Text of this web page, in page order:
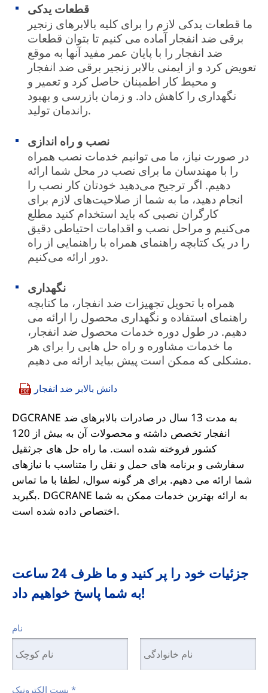
قطعات یدکی
ما قطعات یدکی لازم را برای کلیه بالابرهای زنجیر
برقی ضد انفجار آماده می کنیم تا بتوان قطعات
ضد انفجار را با پایان عمر مفید آنها به موقع
تعویض کرد و از ایمنی بالابر زنجیر برقی ضد انفجار
و محیط کار اطمینان حاصل کرد و تعمیر و
نگهداری را کاهش داد. و زمان بازرسی و بهبود
راندمان تولید.
نصب و راه اندازی
در صورت نیاز، ما می توانیم خدمات نصب همراه
را با مهندسان ما برای نصب در محل شما ارائه
دهیم. اگر ترجیح می‌دهید خودتان کار نصب را
انجام دهید، ما به شما از صلاحیت‌های لازم برای
کارگران نصبی که باید استخدام کنید مطلع
می‌کنیم و مراحل نصب و اقدامات احتیاطی دقیق
را در یک کتابچه راهنمای همراه با راهنمایی از راه
دور ارائه می‌کنیم.
نگهداری
همراه با تحویل تجهیزات ضد انفجار، ما کتابچه
راهنمای استفاده و نگهداری محصول را ارائه می
دهیم. در طول دوره خدمات محصول ضد انفجار،
ما خدمات مشاوره و راه حل هایی را برای هر
مشکلی که ممکن است پیش بیاید ارائه می دهیم.
دانش بالابر ضد انفجار
DGCRANE به مدت 13 سال در صادرات بالابرهای ضد
انفجار تخصص داشته و محصولات آن به بیش از 120
کشور فروخته شده است. ما راه حل های جرثقیل
سفارشی و برنامه های حمل و نقل را متناسب با نیازهای
شما ارائه می دهیم. برای هر گونه سوال، لطفا با ما تماس
بگیرید. DGCRANE به ارائه بهترین خدمات ممکن به شما
اختصاص داده شده است.
جزئیات خود را پر کنید و ما ظرف 24 ساعت
به شما پاسخ خواهیم داد!
نام
*